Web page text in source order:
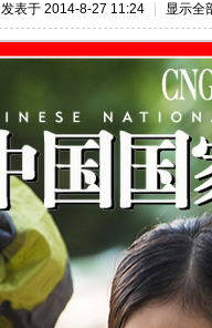
发表于 2014-8-27 11:24 显示全